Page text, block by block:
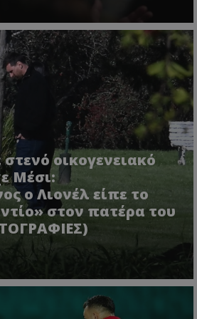
οικογενειακό
Μέσι:
ο Λιονέλ είπε το
στον πατέρα του